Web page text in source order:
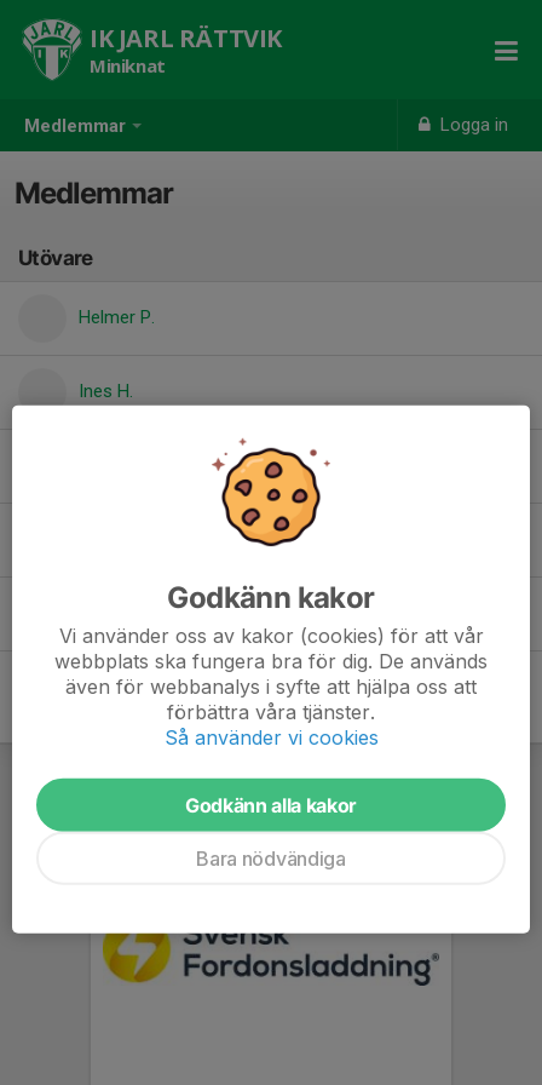
Medlemmar Logga in
IK JARL RÄTTVIK
Miniknat
Medlemmar
Utövare
Helmer P.
Ines H.
Godkänn kakor
Vi använder oss av kakor (cookies) för att vår
webbplats ska fungera bra för dig. De används
även för webbanalys i syfte att hjälpa oss att
förbättra våra tjänster.
Så använder vi cookies
Godkänn alla kakor
Bara nödvändiga